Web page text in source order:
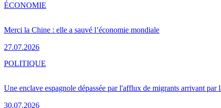
Merci la Chine : elle a sauvé l’économie mondiale
27.07.2026
ÉCONOMIE
Une enclave espagnole dépassée par l'afflux de migrants arrivant par
30.07.2026
POLITIQUE